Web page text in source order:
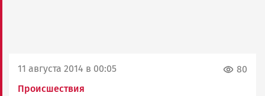
11 августа 2014 в 00:05
Происшествия
80